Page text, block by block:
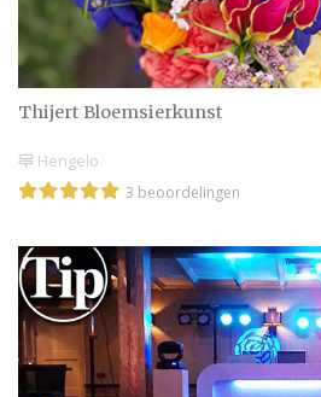
Thijert Bloemsierkunst
Hengelo
3 beoordelingen